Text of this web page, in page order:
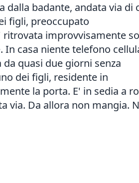
dalla badante, andata via di
figli, preoccupato
improvvisamente
casa niente telefono
quasi due giorni senza
dei figli, residente in
la porta. E' in sedia a
via. Da allora non mangia.